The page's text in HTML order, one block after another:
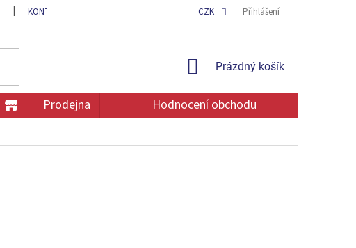
KONTAKT OCHRANA OSOBNÍCH ÚDAJŮCZK Přihlášení
NÁKUPNÍ
Prázdný košík
Prodejna Hodnocení obchodu